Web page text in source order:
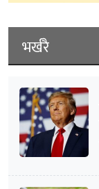
भर्खरै